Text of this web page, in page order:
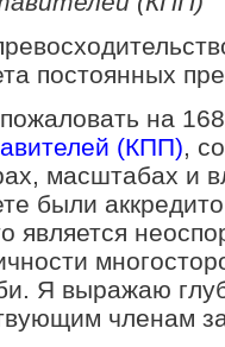
постоянных
на
(КПП),
масштабах и
были
является
Я выражаю
членам